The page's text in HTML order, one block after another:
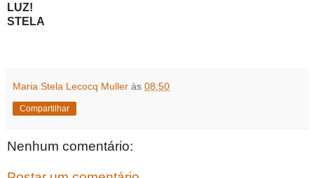
LUZ!
STELA
Maria Stela Lecocq Muller às 08:50
Compartilhar
Nenhum comentário: